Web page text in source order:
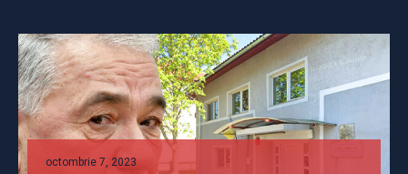
octombrie 7, 2023